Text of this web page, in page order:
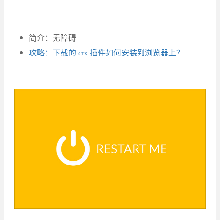
简介：无障碍
攻略：下载的 crx 插件如何安装到浏览器上？